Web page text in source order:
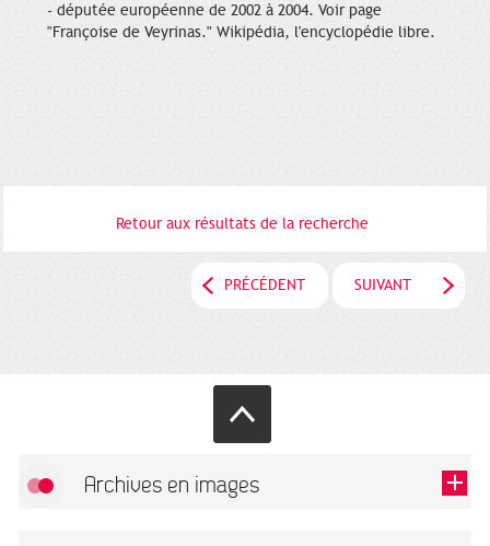
- députée européenne de 2002 à 2004. Voir page
"Françoise de Veyrinas." Wikipédia, l'encyclopédie libre.
Retour aux résultats de la recherche
PRÉCÉDENT SUIVANT
Archives en images